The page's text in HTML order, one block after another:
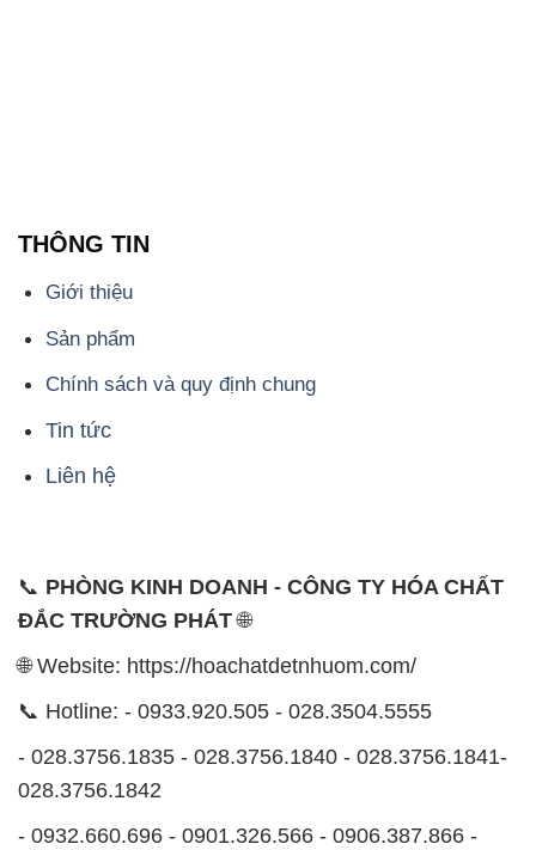
THÔNG TIN
Giới thiệu
Sản phẩm
Chính sách và quy định chung
Tin tức
Liên hệ
📞 PHÒNG KINH DOANH - CÔNG TY HÓA CHẤT
ĐẮC TRƯỜNG PHÁT🌐
🌐 Website: https://hoachatdetnhuom.com/
📞 Hotline: - 0933.920.505 - 028.3504.5555
- 028.3756.1835 - 028.3756.1840 - 028.3756.1841-
028.3756.1842
- 0932.660.696 - 0901.326.566 - 0906.387.866 -